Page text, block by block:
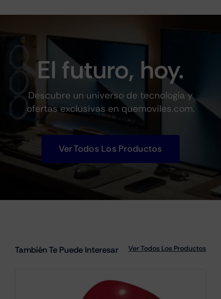
El futuro, hoy.
Descubre un universo de tecnología y
ofertas exclusivas en quemoviles.com.
Ver Todos Los Productos
También Te Puede Interesar Ver Todos Los Productos